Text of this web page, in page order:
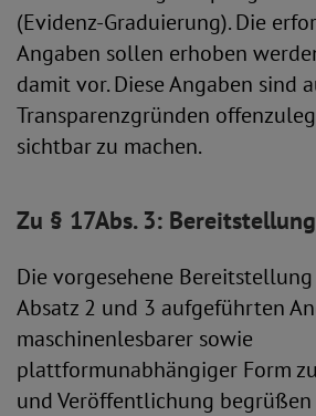
(Evidenz-Graduierung). Die
Angaben sollen erhoben
damit vor. Diese Angaben sind
Transparenzgründen
sichtbar zu machen.
Zu § 17Abs. 3:
Die vorgesehene
Absatz 2 und 3 aufgeführten
maschinenlesbarer sowie
plattformunabhängiger Form
und Veröffentlichung begrüßen